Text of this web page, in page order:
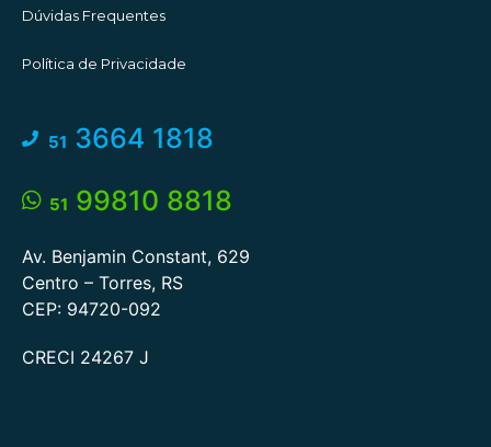
Dúvidas Frequentes
Política de Privacidade
51 3664 1818
51 99810 8818
Av. Benjamin Constant, 629
Centro – Torres, RS
CEP: 94720-092
CRECI 24267 J